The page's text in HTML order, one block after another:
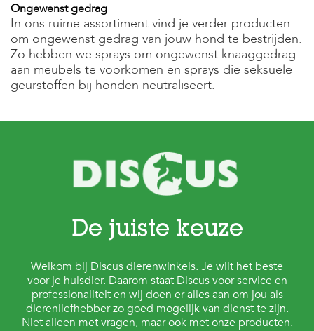
Ongewenst gedrag
In ons ruime assortiment vind je verder producten
om ongewenst gedrag van jouw hond te bestrijden.
Zo hebben we sprays om ongewenst knaaggedrag
aan meubels te voorkomen en sprays die seksuele
geurstoffen bij honden neutraliseert.
De juiste keuze
Welkom bij Discus dierenwinkels. Je wilt het beste
voor je huisdier. Daarom staat Discus voor service en
professionaliteit en wij doen er alles aan om jou als
dierenliefhebber zo goed mogelijk van dienst te zijn.
Niet alleen met vragen, maar ook met onze producten.